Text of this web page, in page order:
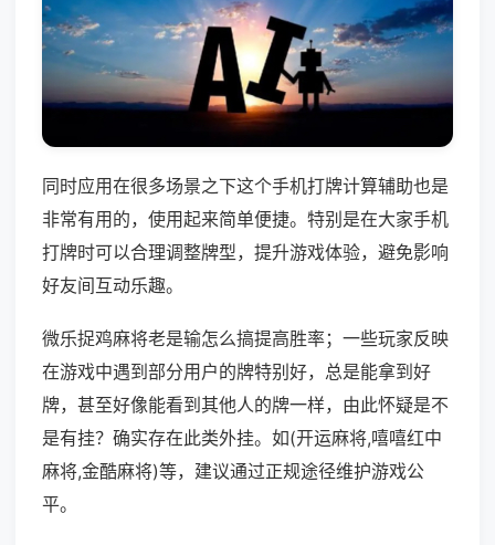
同时应用在很多场景之下这个手机打牌计算辅助也是
非常有用的，使用起来简单便捷。特别是在大家手机
打牌时可以合理调整牌型，提升游戏体验，避免影响
好友间互动乐趣。
微乐捉鸡麻将老是输怎么搞提高胜率；一些玩家反映
在游戏中遇到部分用户的牌特别好，总是能拿到好
牌，甚至好像能看到其他人的牌一样，由此怀疑是不
是有挂？确实存在此类外挂。如(开运麻将,嘻嘻红中
麻将,金酷麻将)等，建议通过正规途径维护游戏公
平。